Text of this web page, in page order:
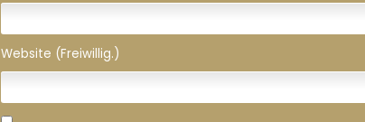
Website (Freiwillig.)